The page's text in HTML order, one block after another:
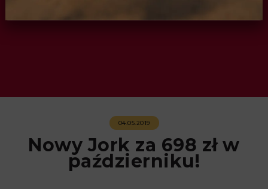
04.05.2019
Nowy Jork za 698 zł w
październiku!